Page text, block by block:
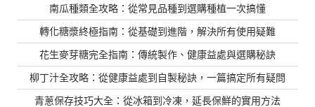
南瓜種類全攻略：從常見品種到選購種植一次搞懂
轉化糖漿終極指南：從基礎到進階，解決所有使用疑難
花生麥芽糖完全指南：傳統製作、健康益處與選購秘訣
柳丁汁全攻略：從健康益處到自製秘訣，一篇搞定所有疑問
青蔥保存技巧大全：從冰箱到冷凍，延長保鮮的實用方法